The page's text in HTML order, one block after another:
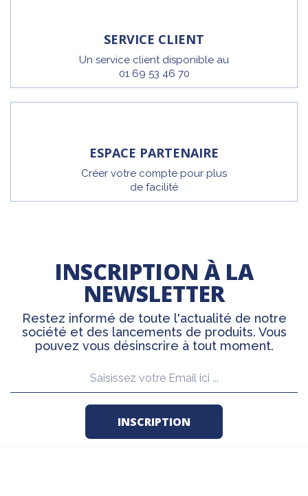
SERVICE CLIENT
Un service client disponible au
01 69 53 46 70
ESPACE PARTENAIRE
Créer votre compte pour plus
de facilité
INSCRIPTION À LA
NEWSLETTER
Restez informé de toute l'actualité de notre
société et des lancements de produits. Vous
pouvez vous désinscrire à tout moment.